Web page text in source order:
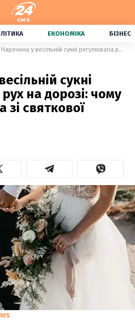
ЕКОНОМІКА БІЗНЕС
Наречена у весільній сукні регулювала рух на дорозі: чому жінка втекла зі святкової фотосесії
сукні
на дорозі: чому
зі святкової